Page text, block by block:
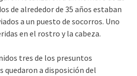
de alrededor de 35 años estaban
a un puesto de socorros. Uno
en el rostro y la cabeza.
tres de los presuntos
quedaron a disposición del